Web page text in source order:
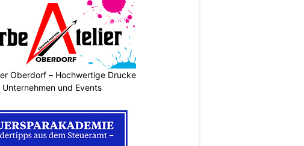
Oberdorf – Hochwertige Drucke
Unternehmen und Events